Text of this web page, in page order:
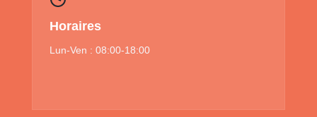
Horaires
Lun-Ven : 08:00-18:00